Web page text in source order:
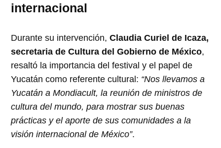
internacional
Durante su intervención,Claudia Curiel de Icaza,
secretaria de Cultura del Gobierno de México,
resaltó la importancia del festival y el papel de
Yucatán como referente cultural: “Nos llevamos a
Yucatán a Mondiacult, la reunión de ministros de
cultura del mundo, para mostrar sus buenas
prácticas y el aporte de sus comunidades a la
visión internacional de México”.